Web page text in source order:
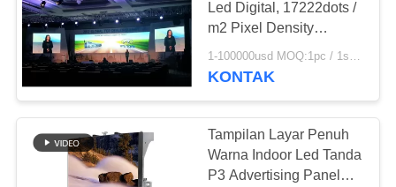
Led Digital, 17222dots /
m2 Pixel Density
Tampilan
1-100000usd MOQ:1pc / 1sqm
KONTAK
Tampilan Layar Penuh
Warna Indoor Led Tanda
P3 Advertising Panel